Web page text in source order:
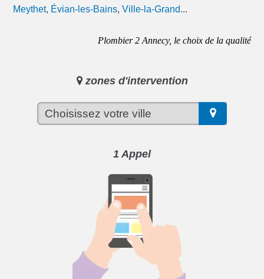
Meythet, Évian-les-Bains,Ville-la-Grand...
Plombier 2 Annecy, le choix de la qualité
zones d'intervention
1 Appel